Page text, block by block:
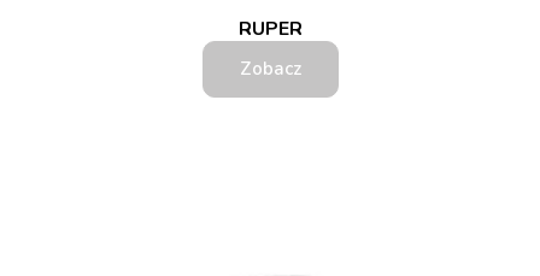
RUPER
Zobacz